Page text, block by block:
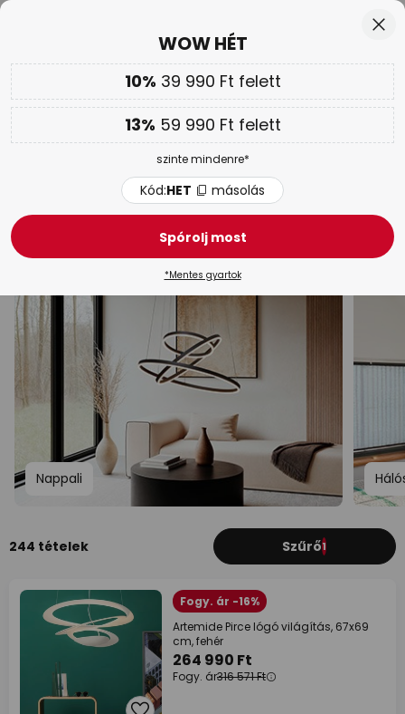
Továbbáakár 13 % kedvezmény!
Kód:HET másolás
WOW HÉT |Akár 70 %
Artemide függőlámpák & csillárok
Modern csillárok
Nappali
244 tételek Szűrő1
Fogy. ár -16%
Artemide Pirce lógó világítás, 67x69
cm, fehér
264 990 Ft
Fogy. ár316 571 Ft
WOW HÉT
10% 39 990 Ft felett
13% 59 990 Ft felett
szinte mindenre*
Kód:HET másolás
Spórolj most
*Mentes gyartok